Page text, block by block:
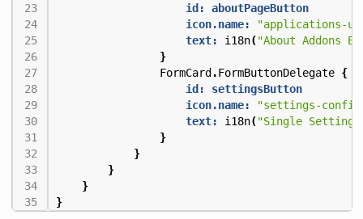
id: aboutPageButton
icon.name:
"applications-
text:
i18n("About Addons
}
FormCard .FormButtonDelegate {
id: settingsButton
icon.name:
"settings-
text:
i18n("Single Settings
}
}
}
}
}